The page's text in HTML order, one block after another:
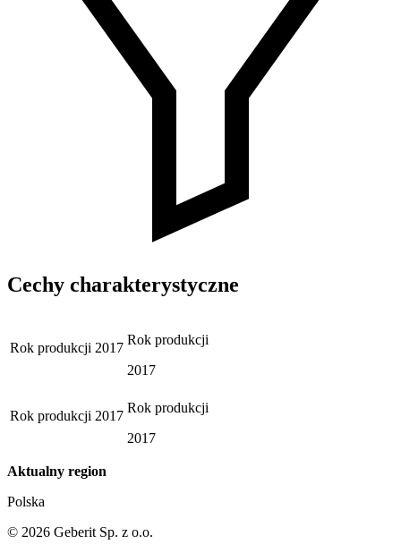
Cechy charakterystyczne
Rok produkcji 2017
Rok produkcji
2017
Rok produkcji 2017
Rok produkcji
2017
Aktualny region
Polska
© 2026 Geberit Sp. z o.o.